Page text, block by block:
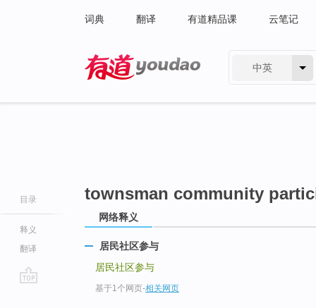
词典 翻译 有道精品课 云笔记
中英
目录
释义
翻译
townsman community
网络释义
居民社区参与
居民社区参与
基于1个网页-相关网页